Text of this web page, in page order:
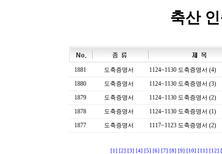
축산
1881 도축증명서
1124~1130 도축증명서 (4)
1880
도축증명서
1124~1130 도축증명서 (3)
1879
도축증명서
1124~1130 도축증명서 (2)
1878
도축증명서
1124~1130 도축증명서 (1)
1877
도축증명서 1117~1123 도축증명서 (2)
[1] [2] [3] [4] [5] [6] [7] [8] [9] [10] [11] [12]